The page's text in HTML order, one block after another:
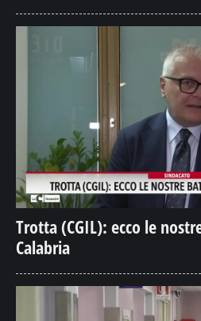
Trotta (CGIL): ecco le nostre battaglie per la
Calabria